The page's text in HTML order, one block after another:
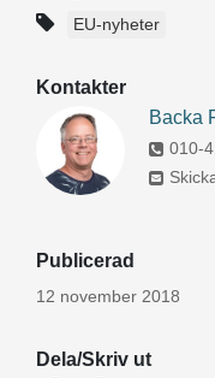
EU-nyheter
Kontakter
Backa
010-
Publicerad
12 november 2018
Dela/Skriv ut